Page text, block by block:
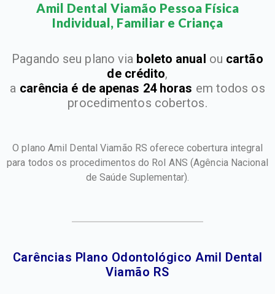
Amil Dental Viamão Pessoa Física
Individual, Familiar e Criança​
Pagando seu plano via boleto anual ou cartão
de crédito,
a carência é de apenas 24 horas em todos os
procedimentos cobertos.
O plano Amil Dental Viamão RS oferece cobertura integral
para todos os procedimentos do Rol ANS(Agência Nacional
de Saúde Suplementar).
Carências Plano Odontológico Amil Dental
Viamão RS​